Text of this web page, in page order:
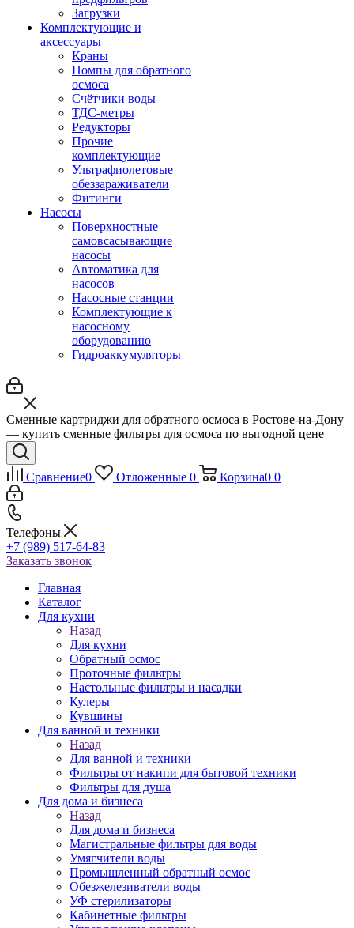
Загрузки
Комплектующие и
аксессуары
Краны
Помпы для обратного
осмоса
Счётчики воды
ТДС-метры
Редукторы
Прочие
комплектующие
Ультрафиолетовые
обеззараживатели
Фитинги
Насосы
Поверхностные
самовсасывающие
насосы
Автоматика для
насосов
Насосные станции
Комплектующие к
насосному
оборудованию
Гидроаккумуляторы
Сменные картриджи для обратного осмоса в Ростове-на-Дону
— купить сменные фильтры для осмоса по выгодной цене
Сравнение0 Отложенные 0 Корзина0 0
Телефоны
+7 (989) 517-64-83
Заказать звонок
Главная
Каталог
Для кухни
Назад
Для кухни
Обратный осмос
Проточные фильтры
Настольные фильтры и насадки
Кулеры
Кувшины
Для ванной и техники
Назад
Для ванной и техники
Фильтры от накипи для бытовой техники
Фильтры для душа
Для дома и бизнеса
Назад
Для дома и бизнеса
Магистральные фильтры для воды
Умягчители воды
Промышленный обратный осмос
Обезжелезиватели воды
УФ стерилизаторы
Кабинетные фильтры